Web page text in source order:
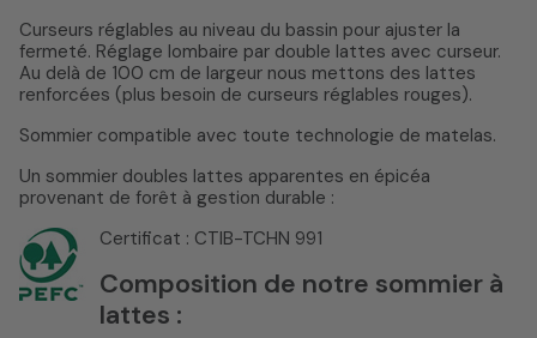
Curseurs réglables au niveau du bassin pour ajuster la
fermeté. Réglage lombaire par double lattes avec curseur.
Au delà de 100 cm de largeur nous mettons des lattes
renforcées (plus besoin de curseurs réglables rouges).
Sommier compatible avec toute technologie de matelas.
Un sommier doubles lattes apparentes en épicéa
provenant de forêt à gestion durable :
Certificat : CTIB-TCHN 991
Composition de notre sommier à
lattes :